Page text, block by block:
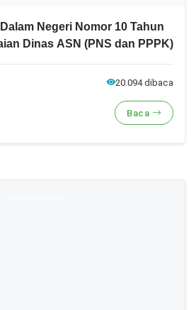
Negeri Nomor 10 Tahun
Dinas ASN (PNS dan PPPK)
20.094 dibaca
Baca